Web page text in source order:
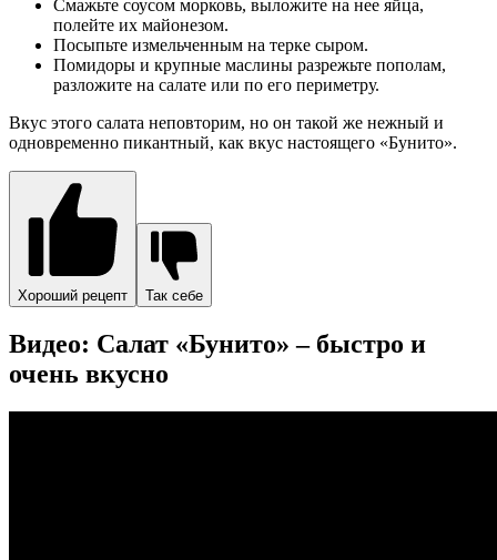
Смажьте соусом морковь, выложите на нее яйца,
полейте их майонезом.
Посыпьте измельченным на терке сыром.
Помидоры и крупные маслины разрежьте пополам,
разложите на салате или по его периметру.
Вкус этого салата неповторим, но он такой же нежный и
одновременно пикантный, как вкус настоящего «Бунито».
Хороший рецепт Так себе
Видео: Салат «Бунито» – быстро и
очень вкусно